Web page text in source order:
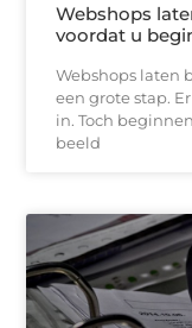
Webshops
voordat u
Webshops laten
een grote stap.
in. Toch
beeld